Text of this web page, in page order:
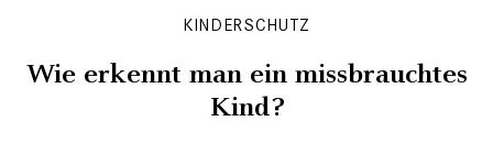
KINDERSCHUTZ
Wie erkennt man ein missbrauchtes
Kind?